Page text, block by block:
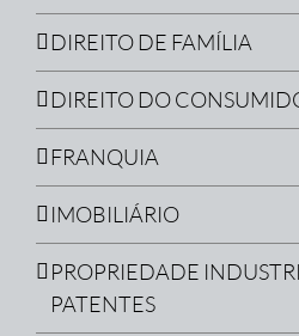
DIREITO DE FAMÍLIA
DIREITO DO
FRANQUIA
IMOBILIÁRIO
PROPRIEDADE
PATENTES